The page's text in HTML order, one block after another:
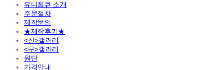
유니폼큐 소개
주문절차
제작문의
★제작후기★
<신>갤러리
<구>갤러리
원단
가격안내